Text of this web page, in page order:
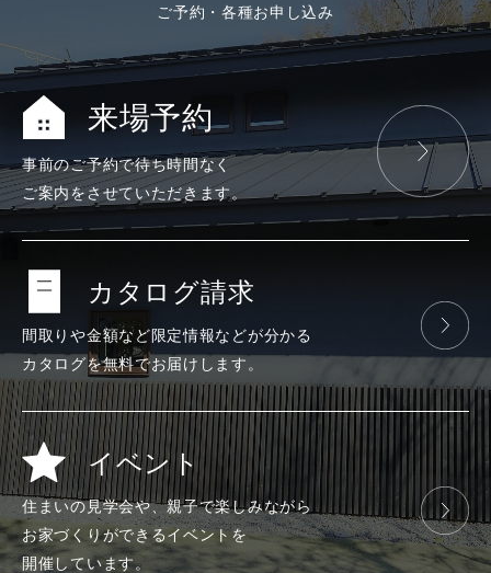
ご予約・各種お申し込み
来場予約
事前のご予約で待ち時間なく
ご案内をさせていただきます。
カタログ請求
間取りや金額など限定情報などが分かる
カタログを無料でお届けします。
イベント
住まいの見学会や、親子で楽しみながら
お家づくりができるイベントを
開催しています。